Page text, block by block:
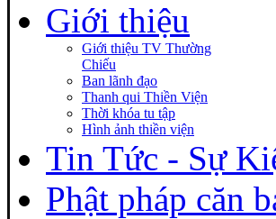
Giới thiệu
Giới thiệu TV Thường
Chiếu
Ban lãnh đạo
Thanh qui Thiền Viện
Thời khóa tu tập
Hình ảnh thiền viện
Tin Tức - Sự
Phật pháp căn